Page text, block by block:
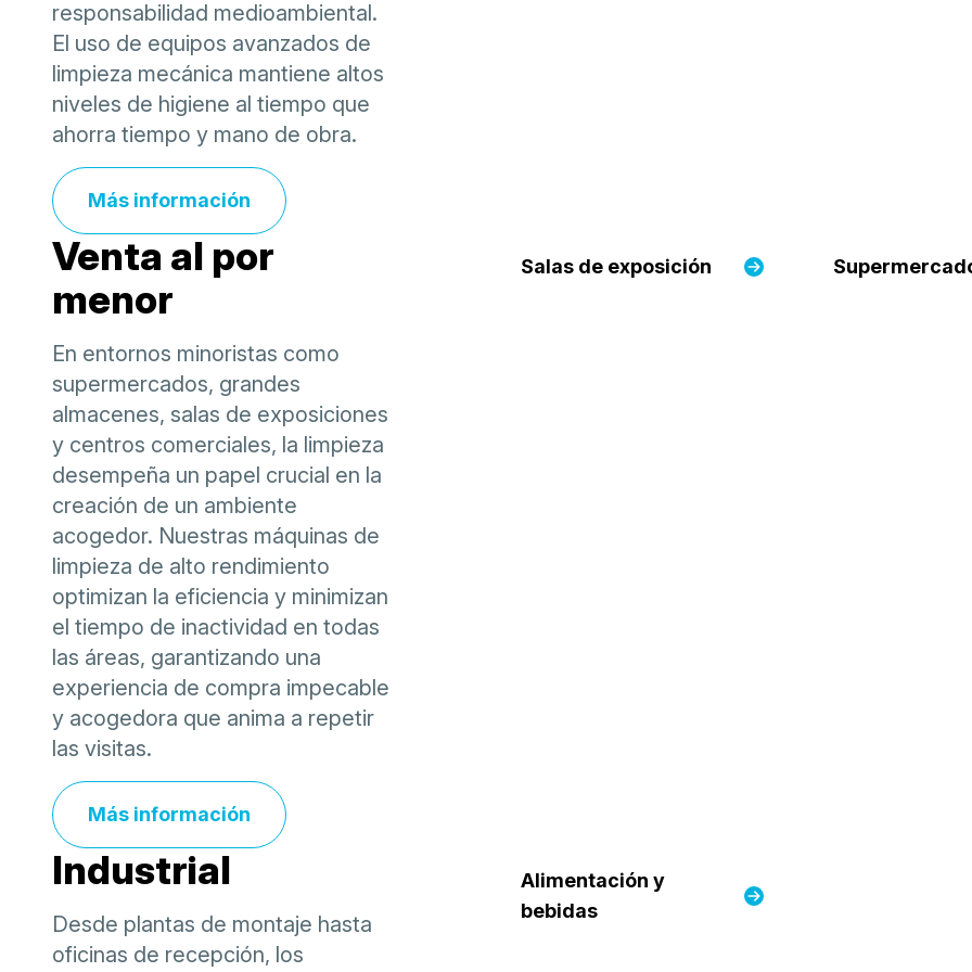
responsabilidad medioambiental.
El uso de equipos avanzados de
limpieza mecánica mantiene altos
niveles de higiene al tiempo que
ahorra tiempo y mano de obra.
Más información
Venta al por
menor
En entornos minoristas como
supermercados, grandes
almacenes, salas de exposiciones
y centros comerciales, la limpieza
desempeña un papel crucial en la
creación de un ambiente
acogedor. Nuestras máquinas de
limpieza de alto rendimiento
optimizan la eficiencia y minimizan
el tiempo de inactividad en todas
las áreas, garantizando una
experiencia de compra impecable
y acogedora que anima a repetir
las visitas.
Más información
Salas de exposición
Industrial
Desde plantas de montaje hasta
oficinas de recepción, los
Alimentación y
bebidas